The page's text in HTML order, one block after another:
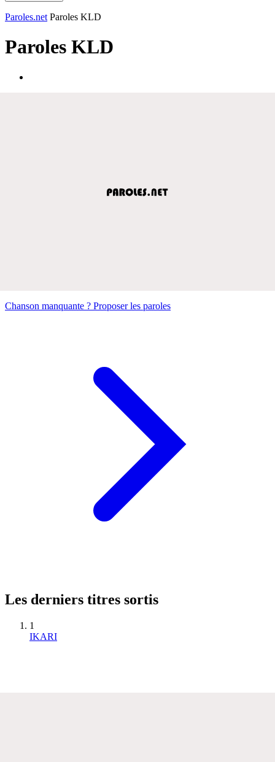
Paroles.net Paroles KLD
Paroles KLD
Chanson manquante ? Proposer les paroles
Les derniers titres sortis
1
IKARI